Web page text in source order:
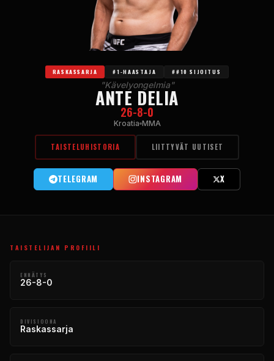
RASKASSARJA #1-HAASTAJA ##10 SIJOITUS
"Kävelyongelmia"
ANTE DELIA
26-8-0
Kroatia MMA
TAISTELUHISTORIA LIITTYVÄT UUTISET
TELEGRAM INSTAGRAM X
TAISTELIJAN PROFIILI
ENNÄTYS
26-8-0
DIVISIOONA
Raskassarja